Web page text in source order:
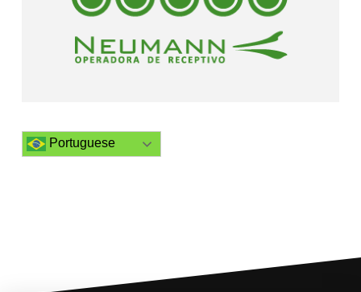
Portuguese